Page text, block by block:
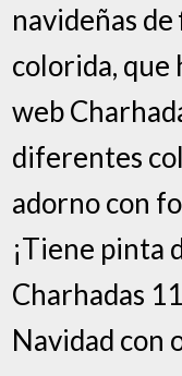
navideñas
colorida, que
web
diferentes
adorno con
¡Tiene pinta
Charhadas
Navidad con